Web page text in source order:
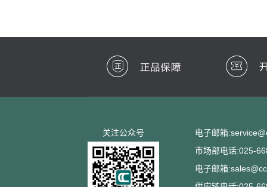
关注公众号
电子邮箱
市场部电话:025-
电子邮箱